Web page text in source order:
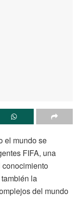
el mundo se
FIFA, una
la
del mundo